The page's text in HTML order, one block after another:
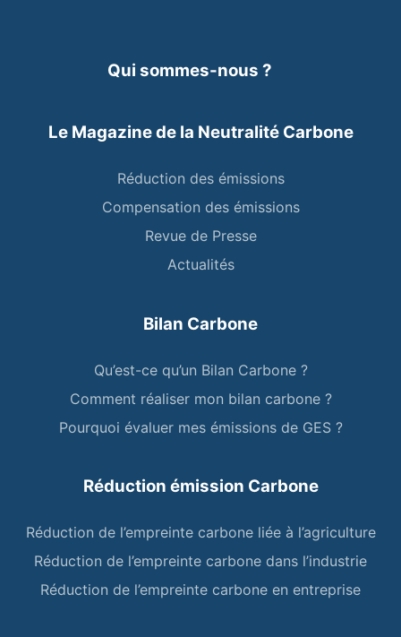
Qui sommes-nous ?
Le Magazine de la Neutralité Carbone
Réduction des émissions
Compensation des émissions
Revue de Presse
Actualités
Bilan Carbone
Qu’est-ce qu’un Bilan Carbone ?
Comment réaliser mon bilan carbone ?
Pourquoi évaluer mes émissions de GES ?
Réduction émission Carbone
Réduction de l’empreinte carbone liée à l’agriculture
Réduction de l’empreinte carbone dans l’industrie
Réduction de l’empreinte carbone en entreprise